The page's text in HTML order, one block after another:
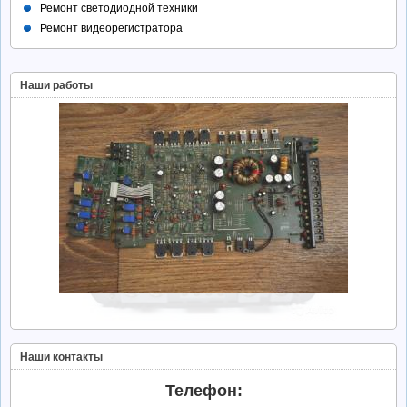
Ремонт светодиодной техники
Ремонт видеорегистратора
Наши работы
Наши контакты
Телефон: